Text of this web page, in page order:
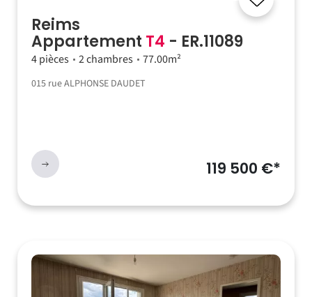
Reims
Appartement T4 - ER.11089
4 pièces 2 chambres 77.00m²
015 rue ALPHONSE DAUDET
119 500 €*